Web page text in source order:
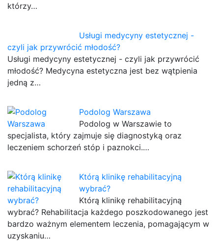
którzy…
Usługi medycyny estetycznej -
czyli jak przywrócić młodość?
Usługi medycyny estetycznej - czyli jak przywrócić
młodość? Medycyna estetyczna jest bez wątpienia
jedną z…
Podolog Warszawa
Podolog w Warszawie to
specjalista, który zajmuje się diagnostyką oraz
leczeniem schorzeń stóp i paznokci.…
Którą klinikę rehabilitacyjną
wybrać?
Którą klinikę rehabilitacyjną
wybrać? Rehabilitacja każdego poszkodowanego jest
bardzo ważnym elementem leczenia, pomagającym w
uzyskaniu…